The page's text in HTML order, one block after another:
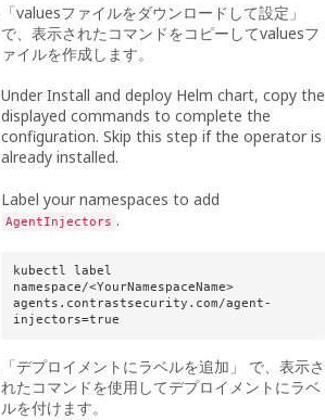
「valuesファイルをダウンロードして設定」
で、表示されたコマンドをコピーしてvaluesフ
ァイルを作成します。
Under Install and deploy Helm chart, copy the
displayed commands to complete the
configuration. Skip this step if the operator is
already installed.
Label your namespaces to add
AgentInjectors .
kubectl label
namespace/<YourNamespaceName>
agents.contrastsecurity.com/agent-
injectors=true
「デプロイメントにラベルを追加」 で、表示さ
れたコマンドを使用してデプロイメントにラベ
ルを付けます。